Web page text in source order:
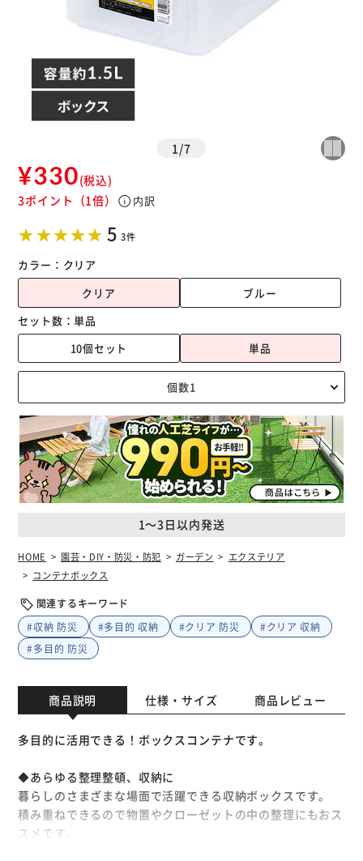
1 /7
¥330(税込)
3ポイント （1倍） info内訳
5 3件
カラー： クリア
クリア
ブルー
セット数：単品
10個セット
単品
1～3日以内発送
HOME 園芸・DIY・防災・防犯 ガーデン
エクステリア
コンテナボックス
関連するキーワード
#収納 防災
#多目的 収納 #クリア 防災
#クリア 収納
#多目的 防災
商品説明 仕様・サイズ 商品レビュー
多目的に活用できる！ボックスコンテナです。
◆あらゆる整理整頓、収納に
暮らしのさまざまな場面で活躍できる収納ボックスです。
積み重ねできるので物置やクローゼットの中の整理にもおス
スメです。